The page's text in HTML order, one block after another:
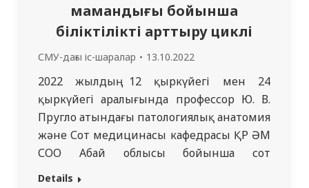
мамандығы бойынша
біліктілікті арттыру циклі
СМУ-дағы іс-шаралар 13.10.2022
2022 жылдың 12 қыркүйегі мен 24
қыркүйегі аралығында профессор Ю. В.
Пругло атындағы патологиялық анатомия
және Сот медицинасы кафедрасы ҚР ӘМ
СОО Абай облысы бойынша сот
сараптамалары институтының филиалы
Details